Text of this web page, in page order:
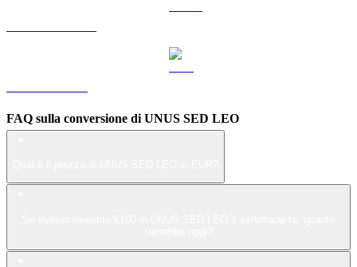
FAQ sulla conversione di UNUS SED LEO